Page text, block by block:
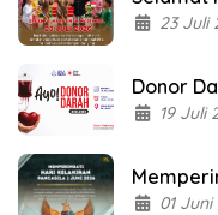
23 Juli
Donor
19 Juli
01 Juni